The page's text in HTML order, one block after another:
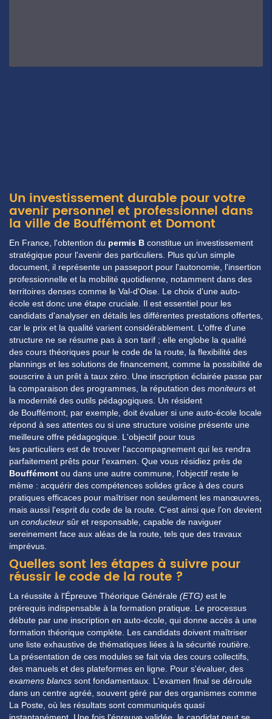
Un investissement durable pour votre
avenir personnel et professionnel dans
la ville de Bouffémont et Domont
En France, l'obtention du permis B constitue un investissement
stratégique pour l'avenir des particuliers. Plus qu'un simple
document, il représente un passeport pour l'autonomie, l'insertion
professionnelle et la mobilité quotidienne, notamment dans des
territoires denses comme le Val-d'Oise. Le choix d'une auto-
école est donc une étape cruciale. Il est essentiel pour les
candidats d'analyser en détails les différentes prestations offertes,
car le prix et la qualité varient considérablement. L'offre d'une
structure ne se résume pas à son tarif ; elle englobe la qualité
des cours théoriques pour le code de la route, la flexibilité des
plannings et les solutions de financement, comme la possibilité de
souscrire à un prêt à taux zéro. Une inscription éclairée passe par
la comparaison des programmes, la réputation des moniteurs et
la modernité des outils pédagogiques. Un résident
de Bouffémont, par exemple, doit évaluer si une auto-école locale
répond à ses attentes ou si une structure voisine présente une
meilleure offre pédagogique. L'objectif pour tous
les particuliers est de trouver l'accompagnement qui les rendra
parfaitement prêts pour l'examen. Que vous résidiez près de
Bouffémont ou dans une autre commune, l'objectif reste le
même : acquérir des compétences solides grâce à des cours
pratiques efficaces pour maîtriser non seulement les manœuvres,
mais aussi l'esprit du code de la route. C'est ainsi que l'on devient
un conducteur sûr et responsable, capable de naviguer
sereinement face aux aléas de la route, tels que des travaux
imprévus.
Quelles sont les étapes à suivre pour
réussir le code de la route ?
La réussite à l'Épreuve Théorique Générale (ETG) est le
prérequis indispensable à la formation pratique. Le processus
débute par une inscription en auto-école, qui donne accès à une
formation théorique complète. Les candidats doivent maîtriser
une liste exhaustive de thématiques liées à la sécurité routière.
La présentation de ces modules se fait via des cours collectifs,
des manuels et des plateformes en ligne. Pour s'évaluer, des
examens blancs sont fondamentaux. L'examen final se déroule
dans un centre agréé, souvent géré par des organismes comme
La Poste, où les résultats sont communiqués quasi